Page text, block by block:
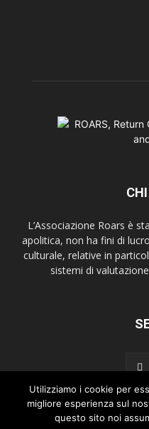
L’Associazione Roars è
apolitica, non ha fini di
culturale, relative in
sistemi di
Home Chi siamo
Utilizziamo i cookie per
migliore esperienza sul
questo sito noi